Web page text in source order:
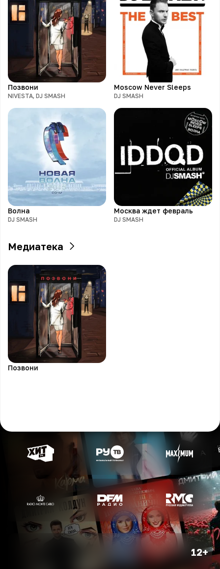
Позвони
NIVESTA, DJ SMASH
Moscow Never Sleeps
DJ SMASH
Волна
DJ SMASH
Москва ждет февраль
DJ SMASH
Медиатека
Позвони
12+